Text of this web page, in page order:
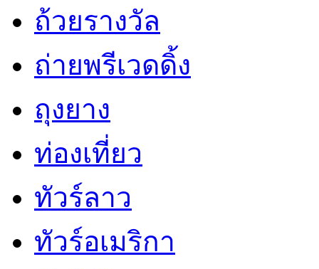
ถ้วยรางวัล
ถ่ายพรีเวดดิ้ง
ถุงยาง
ท่องเที่ยว
ทัวร์ลาว
ทัวร์อเมริกา